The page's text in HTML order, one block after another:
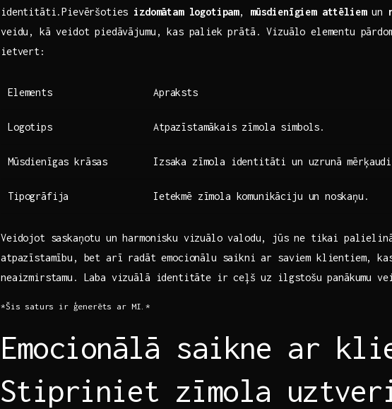
identitāti.Pievēršoties izdomātam​ logotipam, mūsdienīgiem attēliemun
veidu, kā‌ veidot piedāvājumu, kas paliek prātā. Vizuālo elementu
ietvert:
Elements Apraksts
Logotips Atpazīstamākais zīmola simbols.
Mūsdienīgas krāsas Izsaka zīmola identitāti ​un uzrunā
Tipogrāfija Ietekmē zīmola‍ komunikāciju un ⁣noskaņu.
Veidojot saskaņotu un harmonisku vizuālo valodu,⁢ jūs ‌ne tikai
atpazīstamību, bet arī radāt emocionālu saikni ar saviem klientiem,
neaizmirstamu. Laba vizuālā identitāte ir ceļš uz ilgstošu⁤ panākumu
*Šis saturs ir ģenerēts ar MI.*
Emocionālā saikne ar
⁣Stipriniet ​zīmola